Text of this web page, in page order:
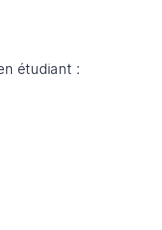
étudiant :